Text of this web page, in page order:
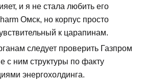
и я не стала любить его
Омск, но корпус просто
к царапинам.
следует проверить Газпром
с ним структуры по факту
энергохолдинга.